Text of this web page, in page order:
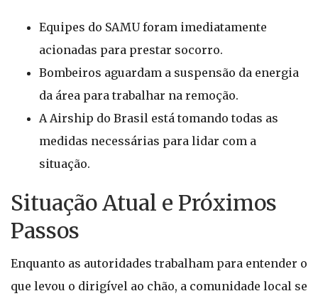
Equipes do SAMU foram imediatamente
acionadas para prestar socorro.
Bombeiros aguardam a suspensão da energia
da área para trabalhar na remoção.
A Airship do Brasil está tomando todas as
medidas necessárias para lidar com a
situação.
Situação Atual e Próximos
Passos
Enquanto as autoridades trabalham para entender o
que levou o dirigível ao chão, a comunidade local se